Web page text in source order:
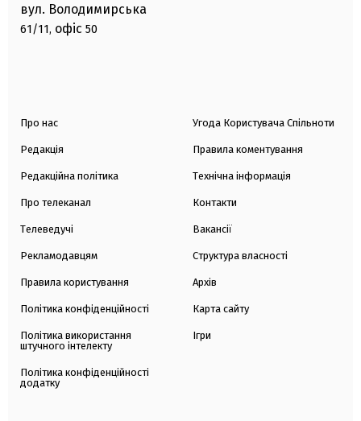
вул. Володимирська
61/11, офіс 50
Про нас
Редакція
Редакційна політика
Про телеканал
Телеведучі
Рекламодавцям
Правила користування
Політика конфіденційності
Політика використання
штучного інтелекту
Політика конфіденційності
додатку
Угода Користувача Спільноти
Правила коментування
Технічна інформація
Контакти
Вакансії
Структура власності
Архів
Карта сайту
Ігри